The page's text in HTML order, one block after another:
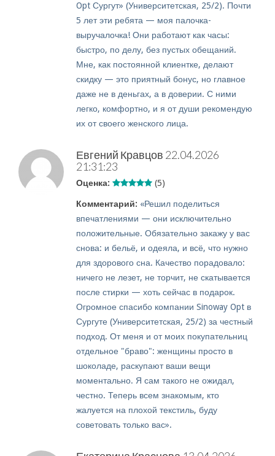
Opt Сургут» (Университетская, 25/2). Почти
5 лет эти ребята — моя палочка-
выручалочка! Они работают как часы:
быстро, по делу, без пустых обещаний.
Мне, как постоянной клиентке, делают
скидку — это приятный бонус, но главное
даже не в деньгах, а в доверии. С ними
легко, комфортно, и я от души рекомендую
их от своего женского лица.
Евгений Кравцов 22.04.2026
21:31:23
Оценка: (5)
Комментарий: «Решил поделиться
впечатлениями — они исключительно
положительные. Обязательно закажу у вас
снова: и бельё, и одеяла, и всё, что нужно
для здорового сна. Качество порадовало:
ничего не лезет, не торчит, не скатывается
после стирки — хоть сейчас в подарок.
Огромное спасибо компании Sinoway Opt в
Сургуте (Университетская, 25/2) за честный
подход. От меня и от моих покупательниц
отдельное "браво": женщины просто в
шоколаде, раскупают ваши вещи
моментально. Я сам такого не ожидал,
честно. Теперь всем знакомым, кто
жалуется на плохой текстиль, буду
советовать только вас».